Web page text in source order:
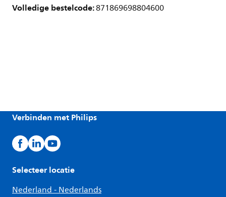
Volledige bestelcode:871869698804600
Verbinden met Philips
Selecteer locatie
Nederland - Nederlands